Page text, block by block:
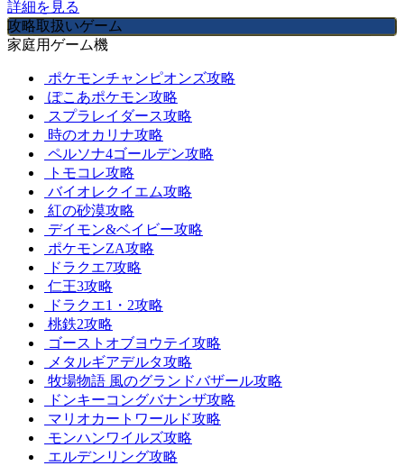
詳細を見る
攻略取扱いゲーム
家庭用ゲーム機
ポケモンチャンピオンズ攻略
ぽこあポケモン攻略
スプラレイダース攻略
時のオカリナ攻略
ペルソナ4ゴールデン攻略
トモコレ攻略
バイオレクイエム攻略
紅の砂漠攻略
デイモン&ベイビー攻略
ポケモンZA攻略
ドラクエ7攻略
仁王3攻略
ドラクエ1・2攻略
桃鉄2攻略
ゴーストオブヨウテイ攻略
メタルギアデルタ攻略
牧場物語 風のグランドバザール攻略
ドンキーコングバナンザ攻略
マリオカートワールド攻略
モンハンワイルズ攻略
エルデンリング攻略